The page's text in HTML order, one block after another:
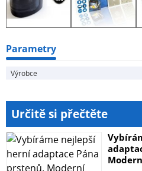
Parametry
Výrobce
Určitě si přečtěte